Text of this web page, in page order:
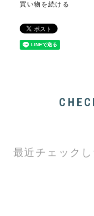
買い物を続ける
最近チェック